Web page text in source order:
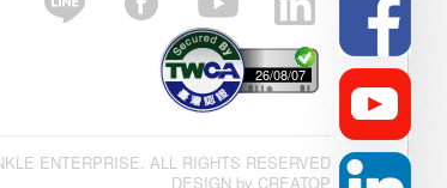
26/08/07
ENTERPRISE. ALL RIGHTS RESERVED
DESIGN by CREATOP